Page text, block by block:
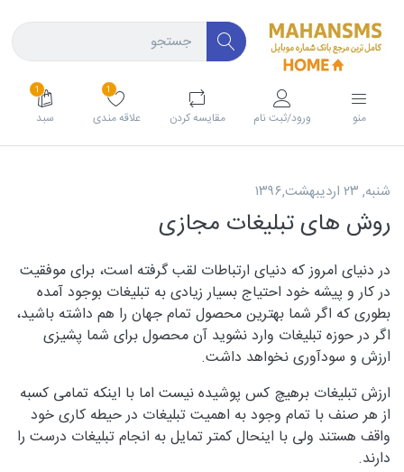
منو ورود/ثبت نام مقايسه كردن
1
علاقه مندی
1
سبد
شنبه, ۲۳ اردیبهشت,۱۳۹۶
روش های تبلیغات مجازی
در دنیای امروز که دنیای ارتباطات لقب گرفته است، برای موفقیت
در کار و پیشه خود احتیاج بسیار زیادی به تبلیغات بوجود آمده
بطوری که اگر شما بهترین محصول تمام جهان را هم داشته باشید،
اگر در حوزه تبلیغات وارد نشوید آن محصول برای شما پشیزی
ارزش و سودآوری نخواهد داشت.
ارزش تبلیغات برهیچ کس پوشیده نیست اما با اینکه تمامی کسبه
از هر صنف با تمام وجود به اهمیت تبلیغات در حیطه کاری خود
واقف هستند ولی با اینحال کمتر تمایل به انجام تبلیغات درست را
دارند.